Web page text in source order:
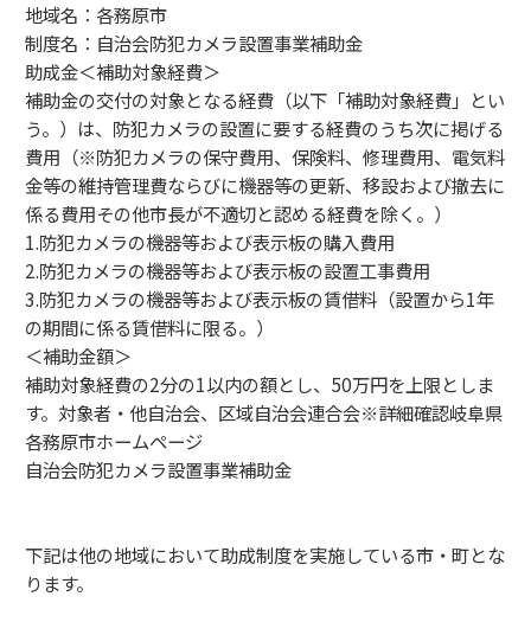
地域名：各務原市
制度名：自治会防犯カメラ設置事業補助金
助成金＜補助対象経費＞
補助金の交付の対象となる経費（以下「補助対象経費」とい
う。）は、防犯カメラの設置に要する経費のうち次に掲げる
費用（※防犯カメラの保守費用、保険料、修理費用、電気料
金等の維持管理費ならびに機器等の更新、移設および撤去に
係る費用その他市長が不適切と認める経費を除く。）
1.防犯カメラの機器等および表示板の購入費用
2.防犯カメラの機器等および表示板の設置工事費用
3.防犯カメラの機器等および表示板の賃借料（設置から1年
の期間に係る賃借料に限る。）
＜補助金額＞
補助対象経費の2分の1以内の額とし、50万円を上限としま
す。対象者・他自治会、区域自治会連合会※詳細確認岐阜県
各務原市ホームページ
自治会防犯カメラ設置事業補助金
下記は他の地域において助成制度を実施している市・町とな
ります。